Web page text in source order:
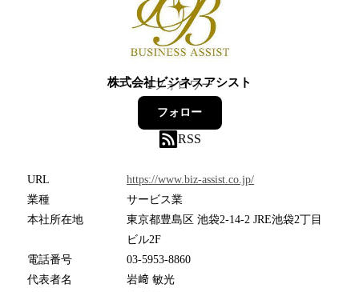
株式会社ビジネスアシスト
1フォロワー
フォロー
RSS
URL
https://www.biz-assist.co.jp/
業種
サービス業
本社所在地
東京都豊島区 池袋2-14-2 JRE池袋2丁目
ビル2F
電話番号
03-5953-8860
代表者名
岩﨑 敏光